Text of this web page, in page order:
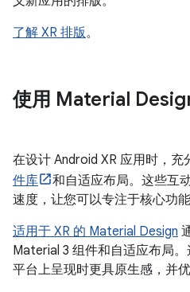
了解 XR 排版。
使用 Material
在设计 Android XR 应用时，充
件库
和自适应布局。这些互
速度，让您可以专注于核心功能
适用于 XR 的 Material Design
Material 3 组件和自适应布局
平台上呈现时更具原生感，并优